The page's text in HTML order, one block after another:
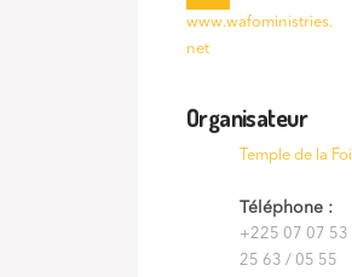
www.wafoministries.
net
Organisateur
Temple de la Foi
Téléphone :
+225 07 07 53
25 63 / 05 55